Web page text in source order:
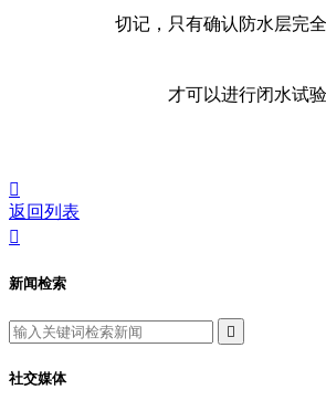
切记，只有确认防水层完
才可以进行闭水试验

返回列表

新闻检索

社交媒体